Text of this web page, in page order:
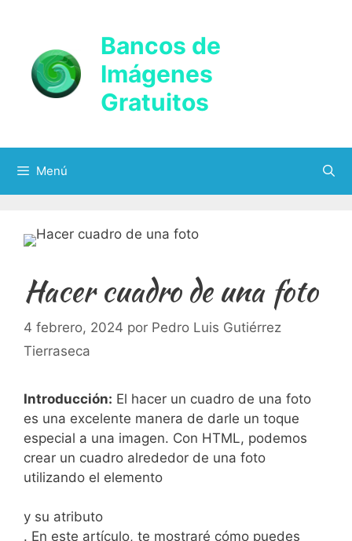
contenido
Bancos de
Imágenes
Gratuitos
Menú
Hacer cuadro de una foto
4 febrero, 2024 por Pedro Luis Gutiérrez
Tierraseca
Introducción: El hacer un⁢ cuadro de una foto⁤
es una excelente manera de darle‌ un toque⁤
especial a una‍ imagen. Con ⁢HTML, podemos
crear un cuadro alrededor ⁣de una foto
utilizando el elemento
y su ⁣atributo
. En este artículo, te mostraré cómo puedes